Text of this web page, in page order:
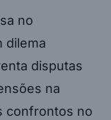
no
dilema
disputas
na
confrontos no